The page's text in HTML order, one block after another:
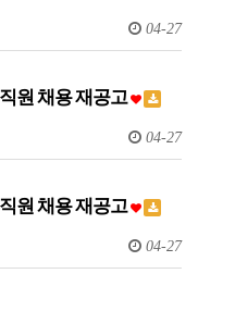
04-27
원 채용 재공고
04-27
원 채용 재공고
04-27